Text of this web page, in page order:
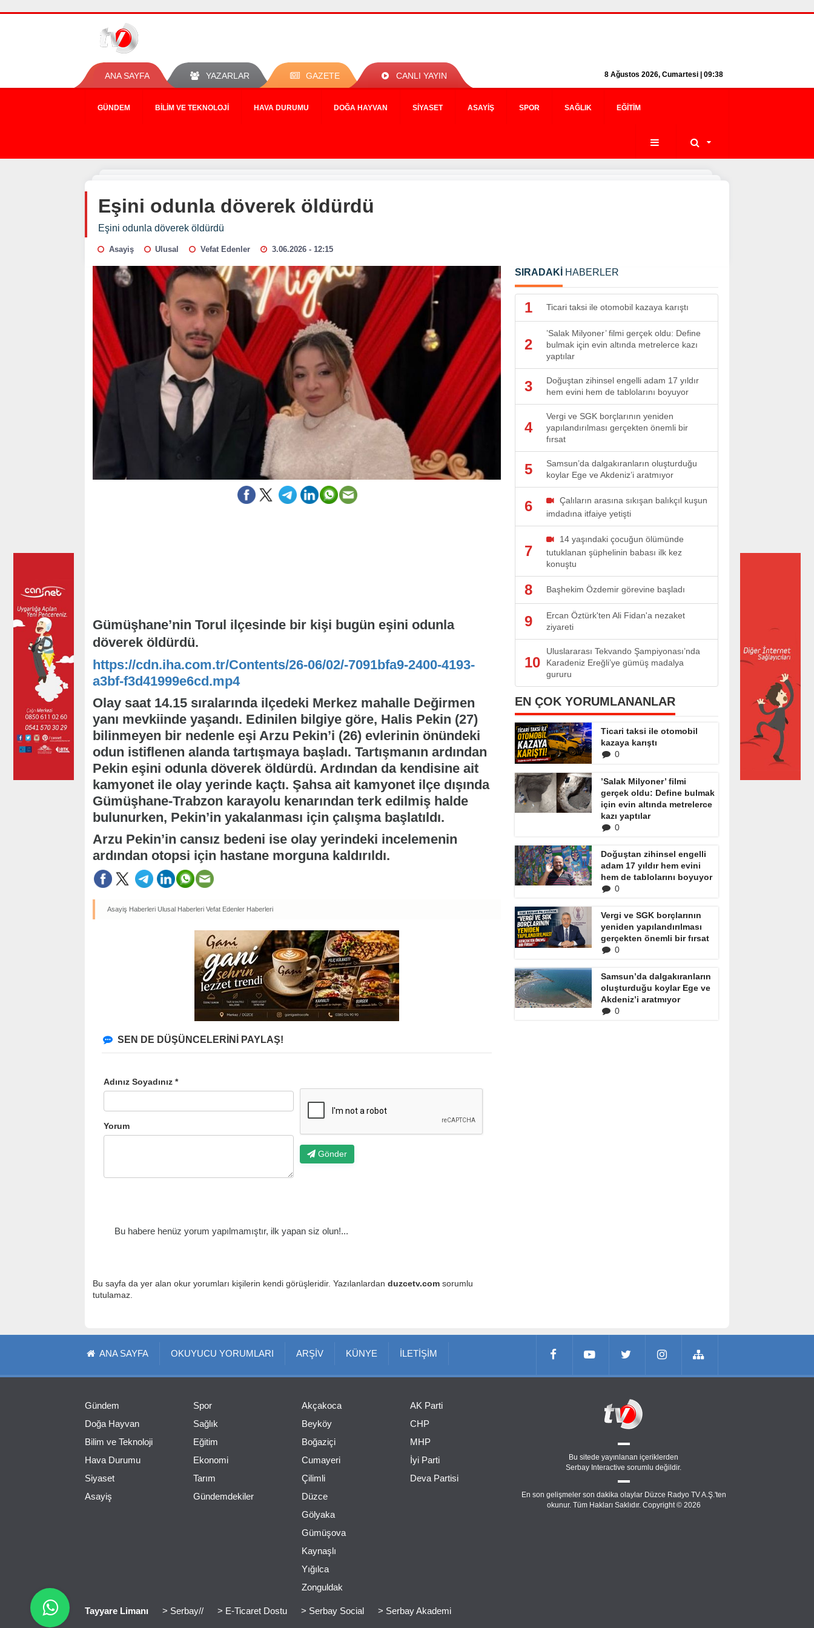
ANA SAYFA YAZARLAR GAZETE CANLI YAYIN 8 Ağustos 2026, Cumartesi | 09:38
GÜNDEM BILIM VE TEKNOLOJI HAVA DURUMU DOĞA HAYVAN SIYASET ASAYIŞ SPOR SAĞLIK EĞITIM
Eşini odunla döverek öldürdü
Eşini odunla döverek öldürdü
Asayiş Ulusal Vefat Edenler 3.06.2026 - 12:15
Gümüşhane’nin Torul ilçesinde bir kişi bugün eşini odunla
döverek öldürdü.
https://cdn.iha.com.tr/Contents/26-06/02/-7091bfa9-2400-4193-
a3bf-f3d41999e6cd.mp4
Olay saat 14.15 sıralarında ilçedeki Merkez mahalle Değirmen
yanı mevkiinde yaşandı. Edinilen bilgiye göre, Halis Pekin (27)
bilinmeyen bir nedenle eşi Arzu Pekin’i (26) evlerinin önündeki
odun istiflenen alanda tartışmaya başladı. Tartışmanın ardından
Pekin eşini odunla döverek öldürdü. Ardından da kendisine ait
kamyonet ile olay yerinde kaçtı. Şahsa ait kamyonet ilçe dışında
Gümüşhane-Trabzon karayolu kenarından terk edilmiş halde
bulunurken, Pekin’in yakalanması için çalışma başlatıldı.
Arzu Pekin’in cansız bedeni ise olay yerindeki incelemenin
ardından otopsi için hastane morguna kaldırıldı.
Asayiş Haberleri Ulusal Haberleri Vefat Edenler Haberleri
SEN DE DÜŞÜNCELERİNİ PAYLAŞ!
Adınız Soyadınız *
Yorum
Gönder
Bu habere henüz yorum yapılmamıştır, ilk yapan siz olun!...
Bu sayfa da yer alan okur yorumları kişilerin kendi görüşleridir. Yazılanlardan duzcetv.com sorumlu
tutulamaz.
SIRADAKİ HABERLER
1 Ticari taksi ile otomobil kazaya karıştı
2
’Salak Milyoner’ filmi gerçek oldu: Define
bulmak için evin altında metrelerce kazı
yaptılar
3
Doğuştan zihinsel engelli adam 17 yıldır
hem evini hem de tablolarını boyuyor
4
Vergi ve SGK borçlarının yeniden
yapılandırılması gerçekten önemli bir
fırsat
5
Samsun’da dalgakıranların oluşturduğu
koylar Ege ve Akdeniz’i aratmıyor
6
Çalıların arasına sıkışan balıkçıl kuşun
imdadına itfaiye yetişti
7
14 yaşındaki çocuğun ölümünde
tutuklanan şüphelinin babası ilk kez
konuştu
8 Başhekim Özdemir görevine başladı
9
Ercan Öztürk'ten Ali Fidan'a nezaket
ziyareti
10
Uluslararası Tekvando Şampiyonası’nda
Karadeniz Ereğli’ye gümüş madalya
gururu
EN ÇOK YORUMLANANLAR
Ticari taksi ile otomobil
kazaya karıştı
0
’Salak Milyoner’ filmi
gerçek oldu: Define bulmak
için evin altında metrelerce
kazı yaptılar
0
Doğuştan zihinsel engelli
adam 17 yıldır hem evini
hem de tablolarını boyuyor
0
Vergi ve SGK borçlarının
yeniden yapılandırılması
gerçekten önemli bir fırsat
0
Samsun’da dalgakıranların
oluşturduğu koylar Ege ve
Akdeniz’i aratmıyor
0
ANA SAYFA OKUYUCU YORUMLARI ARŞİV KÜNYE İLETİŞİM
Gündem
Doğa Hayvan
Bilim ve Teknoloji
Hava Durumu
Siyaset
Asayiş
Spor
Sağlık
Eğitim
Ekonomi
Tarım
Gündemdekiler
Akçakoca
Beyköy
Boğaziçi
Cumayeri
Çilimli
Düzce
Gölyaka
Gümüşova
Kaynaşlı
Yığılca
Zonguldak
AK Parti
CHP
MHP
İyi Parti
Deva Partisi
Bu sitede yayınlanan içeriklerden
Serbay Interactive sorumlu değildir.
En son gelişmeler son dakika olaylar Düzce Radyo TV A.Ş.'ten
okunur. Tüm Hakları Saklıdır. Copyright © 2026
Tayyare Limanı > Serbay// > E-Ticaret Dostu > Serbay Social > Serbay Akademi